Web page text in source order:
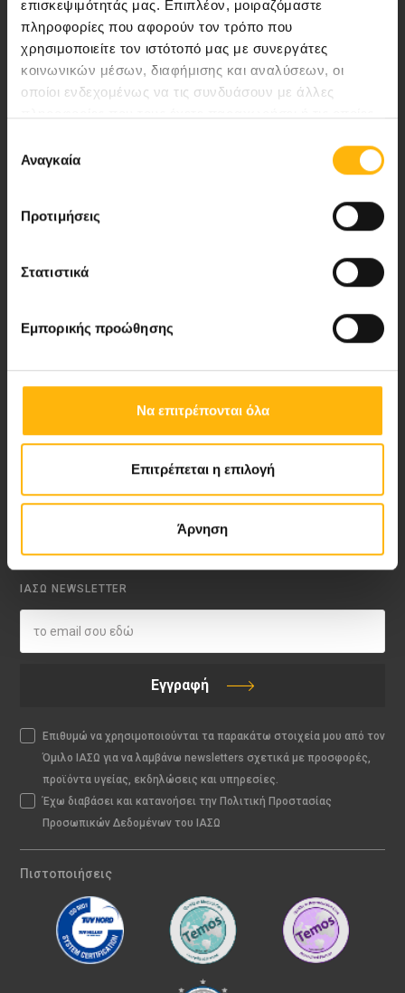
επισκεψιμότητάς μας. Επιπλέον, μοιραζόμαστε
πληροφορίες που αφορούν τον τρόπο που
χρησιμοποιείτε τον ιστότοπό μας με συνεργάτες
κοινωνικών μέσων, διαφήμισης και αναλύσεων, οι
οποίοι ενδεχομένως να τις συνδυάσουν με άλλες
των υπηρεσιών τους.
συγκατάθεσης
Αναγκαία
Προτιμήσεις
Στατιστικά
Εμπορικής προώθησης
Να επιτρέπονται όλα
Επιτρέπεται η επιλογή
Άρνηση
8ο χλμ. Π.Ε.Ο Λάρισας- Αθηνών, 41 500, Λάρισα
Επικοινωνία
My Life Magazine
Medical Directory
ΑΚΟΛΟΥΘΗΣΤΕ ΜΑΣ
ΙΑΣΩ NEWSLETTER
Εγγραφή
Επιθυμώ να χρησιμοποιούνται τα παρακάτω στοιχεία μου από τον
Όμιλο ΙΑΣΩ για να λαμβάνω newsletters σχετικά με προσφορές,
προϊόντα υγείας, εκδηλώσεις και υπηρεσίες.
Έχω διαβάσει και κατανοήσει την Πολιτική Προστασίας
Προσωπικών Δεδομένων του ΙΑΣΩ
Πιστοποιήσεις